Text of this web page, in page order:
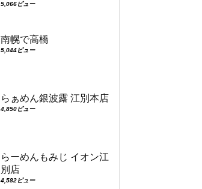
5,066ビュー
南幌で高橋
5,044ビュー
らぁめん銀波露 江別本店
4,850ビュー
らーめんもみじ イオン江
別店
4,582ビュー